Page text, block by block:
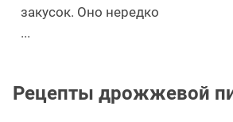
закусок. Оно нередко
...
Рецепты дрожжевой